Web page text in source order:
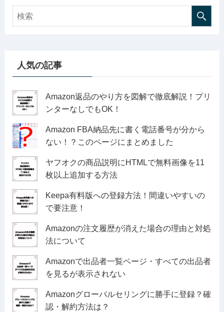
人気の記事
Amazon返品のやり方を図解で徹底解説！プリ
ンターなしでもOK！
Amazon FBA納品先に書く電話番号が分から
ない！？このページにまとめました
ヤフオクの商品説明にHTMLで無料画像を11
枚以上追加する方法
Keepa有料版への登録方法！間違いやすいの
で要注意！
Amazonの注文履歴が消えた場合の理由と対処
法について
Amazonで出品者一覧ページ・すべての出品者
を見るが表示されない
Amazonグローバルセリングに勝手に登録？確
認・解約方法は？